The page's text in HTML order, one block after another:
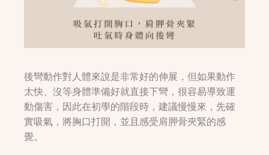
後彎動作對人體來說是非常好的伸展，但如果動作
太快、沒等身體準備好就直接下彎，很容易導致運
動傷害，因此在初學的階段時，建議慢慢來，先確
實吸氣，將胸口打開，並且感受肩胛骨夾緊的感
覺。